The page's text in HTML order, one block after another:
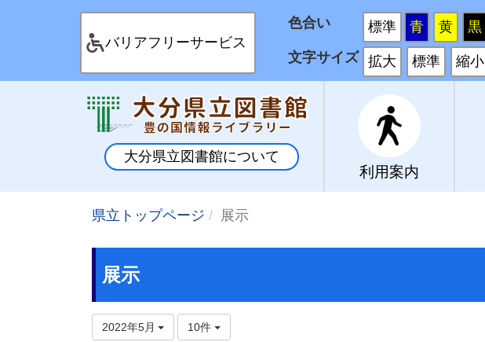
バリアフリーサービス
色合い 標準 青 黄
黒
文字サイズ 拡大 標準 縮小
大分県立図書館について
利用案内
県立トップページ 展示
展示
2022年5月 10件